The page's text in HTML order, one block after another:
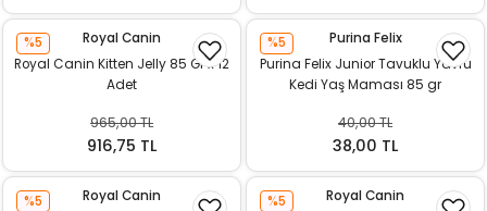
%5
Royal Canin
Royal Canin Kitten Jelly 85 Gr x 12
Adet
965,00 TL
916,75 TL
%5
Purina Felix
Purina Felix Junior Tavuklu Yavru
Kedi Yaş Maması 85 gr
40,00 TL
38,00 TL
%5
Royal Canin
%5
Royal Canin